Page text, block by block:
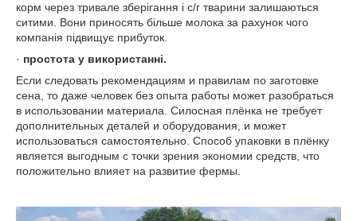
корм через тривале зберігання і с/г тварини залишаються
ситими. Вони приносять більше молока за рахунок чого
компанія підвищує прибуток.
· простота у використанні.
Если следовать рекомендациям и правилам по заготовке
сена, то даже человек без опыта работы может разобраться
в использовании материала. Силосная плёнка не требует
дополнительных деталей и оборудования, и может
использоваться самостоятельно. Способ упаковки в плёнку
является выгодным с точки зрения экономии средств, что
положительно влияет на развитие фермы.